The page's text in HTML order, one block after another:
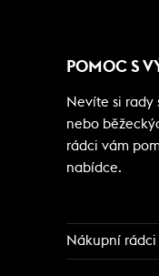
POMOC S
Nevíte si rady
nebo
rádci vám
nabídce.
Nákupní rádci